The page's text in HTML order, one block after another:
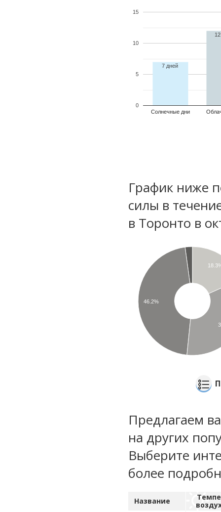
Солнечные дни
0
5
10
15
7 дней
График ниже
силы в
в Торонто в
46.2%
Предлагаем
на других
Выберите
более
Название